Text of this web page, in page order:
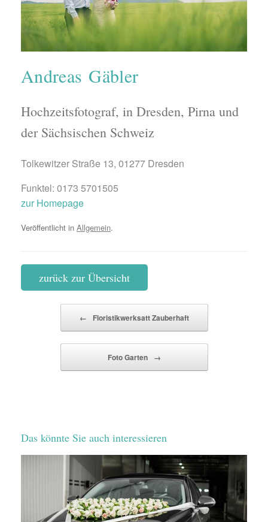
Andreas Gäbler
Hochzeitsfotograf, in Dresden, Pirna und
der Sächsischen Schweiz
Tolkewitzer Straße 13, 01277 Dresden
Funktel: 0173 5701505
zur Homepage
Veröffentlicht in Allgemein.
zurück zur Übersicht
← Floristikwerksatt Zauberhaft
Foto Garten →
Das könnte Sie auch interessieren